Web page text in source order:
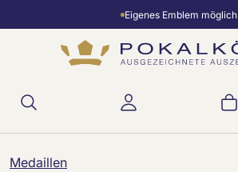
Zum Hauptinhalt springenEigenes Emblem möglich
Medaillen